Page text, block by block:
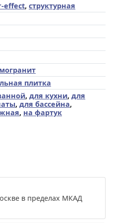
effect, структурная
плитка
, для кухни, для
, для бассейна,
, на фартук
в пределах МКАД